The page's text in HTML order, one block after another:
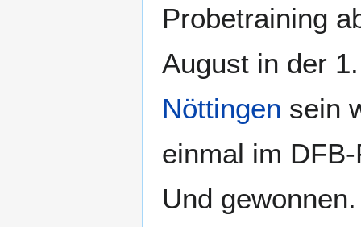
Probetraining
August in der
Nöttingen sein
einmal im
Und